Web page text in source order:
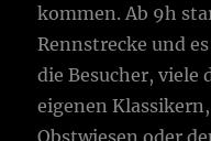
kommen. Ab 9h
Rennstrecke und
die Besucher, viele
eigenen
Obstwiesen oder